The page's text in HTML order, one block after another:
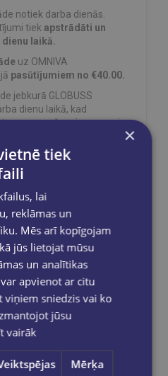
notiek darba dienās.
tiek apstrādāti un
laikā.
uz OMNIVA
pasūtījumiem no €40.00.
jebkurā GLOBUSS
dienu laikā, kad
saņemšanai, saņemsi
×
tiek
lai
reklāmas un
Mēs arī kopīgojam
jūs lietojat mūsu
un analītikas
apvienot ar citu
viņiem sniedzis vai ko
jūsu
vairāk
Mērķa